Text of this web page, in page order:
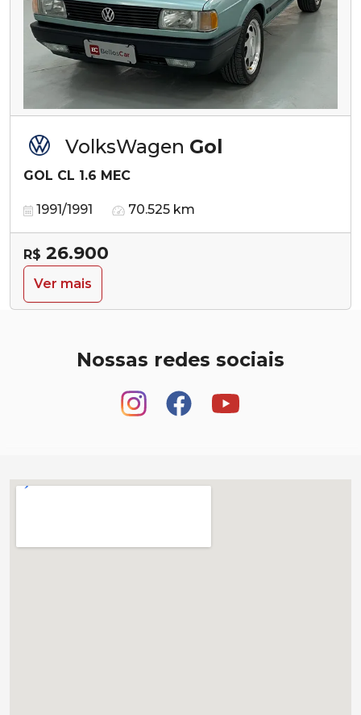
VolksWagen Gol
GOL CL 1.6 MEC
1991/1991 70.525 km
R$ 26.900
Ver mais
Nossas redes sociais